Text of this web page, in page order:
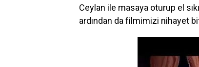
Ceylan ile masaya oturup el
ardından da filmimizi nihayet